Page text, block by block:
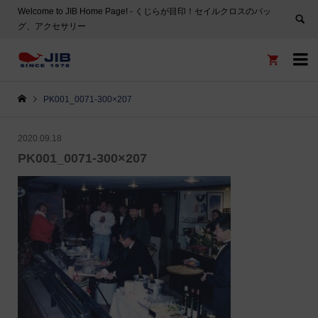
Welcome to JIB Home Page! ‐ くじらが目印！セイルクロスのバッ
グ、アクセサリー


PK001_0071-300×207
2020.09.18
PK001_0071-300×207